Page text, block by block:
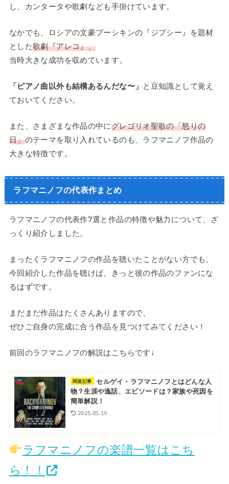
し、カンタータや歌劇なども手掛けています。
なかでも、ロシアの文豪プーシキンの『ジプシー』を題材
とした歌劇『アレコ』、
当時大きな成功を収めています。
「ピアノ曲以外も結構あるんだな〜」 と豆知識として覚え
ておいてください。
また、さまざまな作品の中にグレゴリオ聖歌の「怒りの
日」のテーマを取り入れているのも、ラフマニノフ作品の
大きな特徴です。
ラフマニノフの代表作まとめ
ラフマニノフの代表作7選と作品の特徴や魅力について、ざ
っくり紹介しました。
まったくラフマニノフの作品を聴いたことがない方でも、
今回紹介した作品を聴けば、きっと彼の作品のファンにな
るはずです。
まだまだ作品はたくさんありますので、
ぜひご自身の完成に合う作品を見つけてみてください！
前回のラフマニノフの解説はこちらです↓
関連記事
セルゲイ・ラフマニノフとはどんな人
物？生涯や逸話、エピソードは？家族や死因を
簡単解説！
2025.05.19
ラフマニノフの楽譜一覧はこち
ら！！